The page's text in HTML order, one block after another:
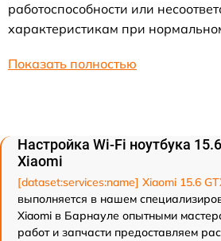
работоспособности или
характеристикам при
Показать полностью
Настройка Wi-Fi ноутбука
Xiaomi
[dataset:services:name] Xiaomi 15.6
выполняется в нашем
Xiaomi в Барнауле опытными
работ и запчасти предоставляем